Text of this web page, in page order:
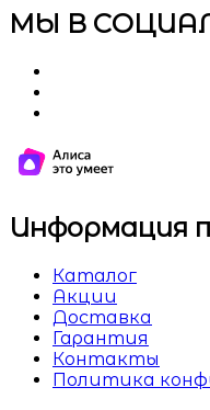
МЫ В
Информация
Каталог
Акции
Доставка
Гарантия
Контакты
Политика